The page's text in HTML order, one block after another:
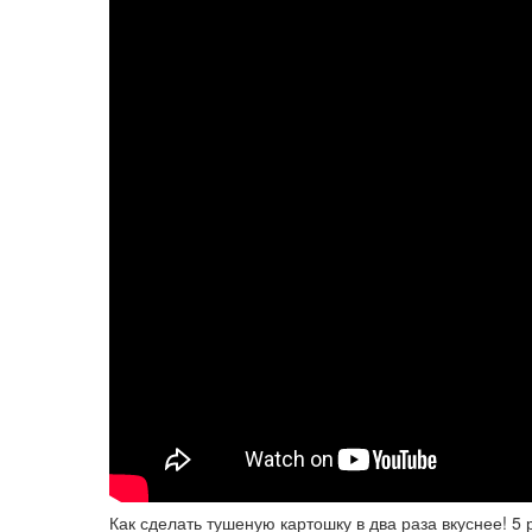
Как сделать тушеную картошку в два раза вкуснее!